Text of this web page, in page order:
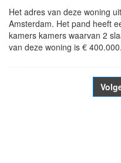
Het adres van deze woning
Amsterdam. Het pand heeft
kamers kamers waarvan 2
van deze woning is € 400.000.